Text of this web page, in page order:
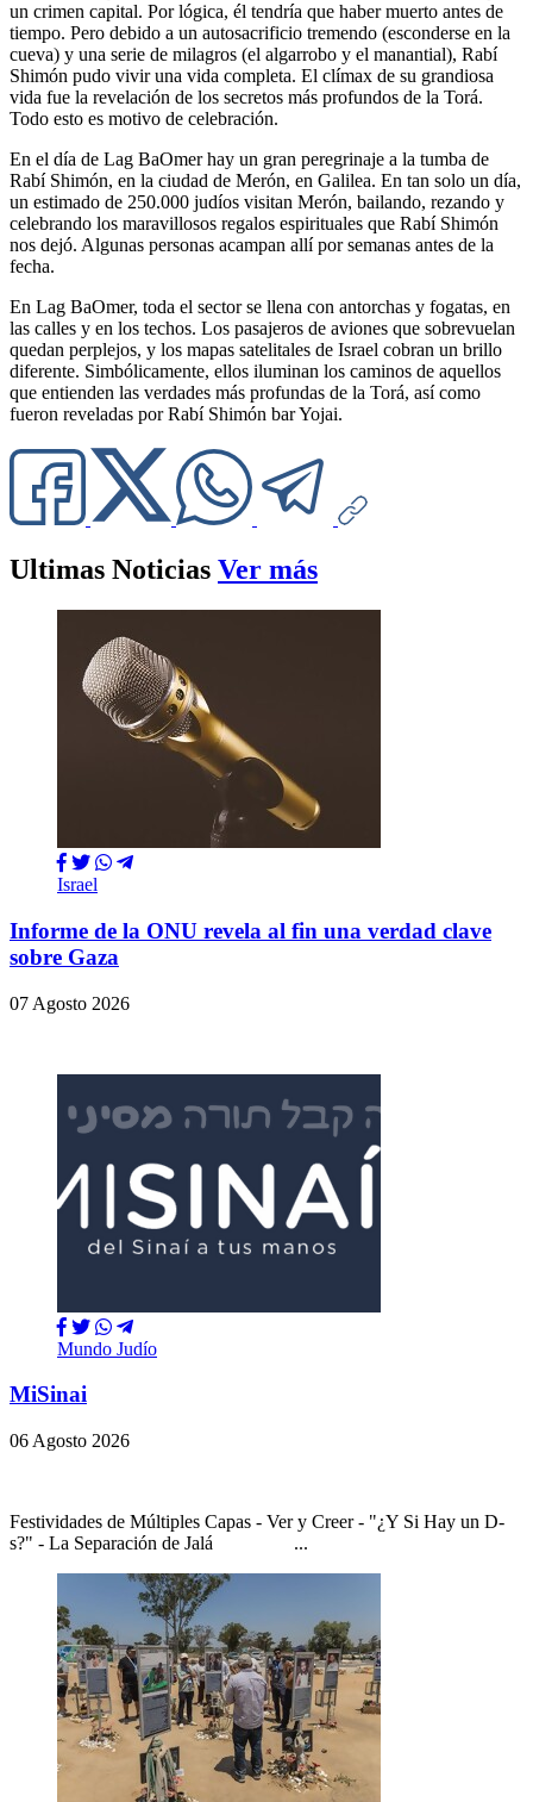
un crimen capital. Por lógica, él tendría que haber muerto antes de
tiempo. Pero debido a un autosacrificio tremendo (esconderse en la
cueva) y una serie de milagros (el algarrobo y el manantial), Rabí
Shimón pudo vivir una vida completa. El clímax de su grandiosa
vida fue la revelación de los secretos más profundos de la Torá.
Todo esto es motivo de celebración.
En el día de Lag BaOmer hay un gran peregrinaje a la tumba de
Rabí Shimón, en la ciudad de Merón, en Galilea. En tan solo un día,
un estimado de 250.000 judíos visitan Merón, bailando, rezando y
celebrando los maravillosos regalos espirituales que Rabí Shimón
nos dejó. Algunas personas acampan allí por semanas antes de la
fecha.
En Lag BaOmer, toda el sector se llena con antorchas y fogatas, en
las calles y en los techos. Los pasajeros de aviones que sobrevuelan
quedan perplejos, y los mapas satelitales de Israel cobran un brillo
diferente. Simbólicamente, ellos iluminan los caminos de aquellos
que entienden las verdades más profundas de la Torá, así como
fueron reveladas por Rabí Shimón bar Yojai.
Ultimas Noticias Ver más
Israel
Informe de la ONU revela al fin una verdad clave
sobre Gaza
07 Agosto 2026
Mundo Judío
MiSinai
06 Agosto 2026
Festividades de Múltiples Capas - Ver y Creer - "¿Y Si Hay un D-
s?" - La Separación de Jalá ...